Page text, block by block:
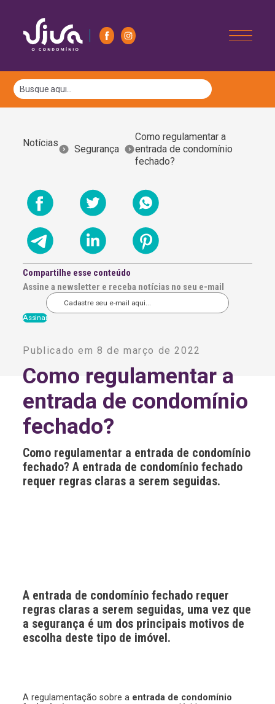
Notícias
Segurança
Como regulamentar a
entrada de condomínio
fechado?
Compartilhe esse conteúdo
Assine a newsletter e receba notícias no seu e-mail
t
r
n
t
v
:
Publicado em 8 de março de 2022
Como regulamentar a
entrada de condomínio
fechado?
Como regulamentar a entrada de condomínio
fechado? A entrada de condomínio fechado
requer regras claras a serem seguidas.
A entrada de condomínio fechado requer
regras claras a serem seguidas, uma vez que
a segurança é um dos principais motivos de
escolha deste tipo de imóvel.
A regulamentação sobre a entrada de condomínio